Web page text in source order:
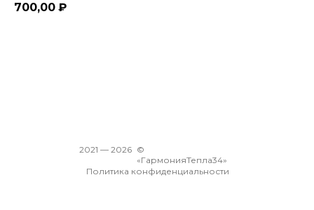
700,00 ₽
Политика конфиденциальности
©
«ГармонияТепла34»
2026
2021 —